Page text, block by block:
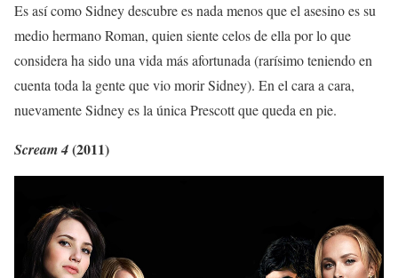
Es así como Sidney descubre es nada menos que el asesino es su
medio hermano Roman, quien siente celos de ella por lo que
considera ha sido una vida más afortunada (rarísimo teniendo en
cuenta toda la gente que vio morir Sidney). En el cara a cara,
nuevamente Sidney es la única Prescott que queda en pie.
Scream 4(2011)